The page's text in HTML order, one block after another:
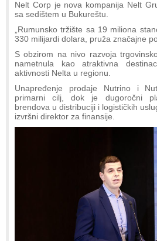
Nelt Corp je nova kompanija Nelt
sa sedištem u Bukureštu.
„Rumunsko tržište sa 19 miliona
330 milijardi dolara, pruža značajne
S obzirom na nivo razvoja
nametnula kao atraktivna
aktivnosti Nelta u regionu.
Unapređenje prodaje Nutrino i
primarni cilj, dok je dugoročni
brendova u distribuciji i logističkih
izvršni direktor za finansije.